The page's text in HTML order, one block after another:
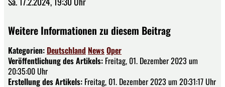
Weitere Informationen zu diesem Beitrag
Kategorien: Deutschland NewsOper
Veröffentlichung des Artikels: Freitag, 01. Dezember 2023 um
20:35:00 Uhr
Erstellung des Artikels: Freitag, 01. Dezember 2023 um 20:31:17 Uhr